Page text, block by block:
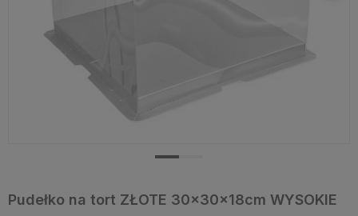
Pudełko na tort ZŁOTE 30x30x18cm WYSOKIE